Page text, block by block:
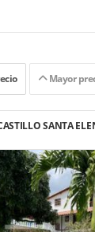
Mayor
SANTA